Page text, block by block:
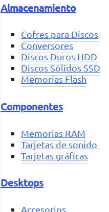
Almacenamiento
Cofres para Discos
Conversores
Discos Duros HDD
Discos Sólidos SSD
Memorias Flash
Componentes
Memorias RAM
Tarjetas de sonido
Tarjetas gráficas
Desktops
Accesorios